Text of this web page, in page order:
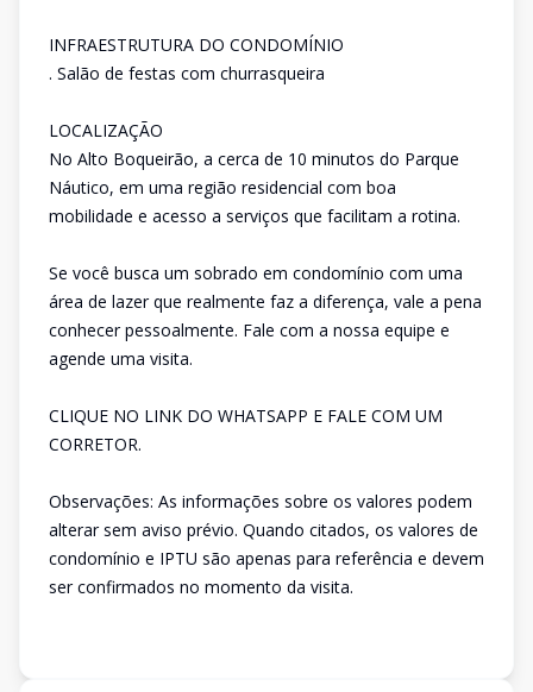
INFRAESTRUTURA DO CONDOMÍNIO
. Salão de festas com churrasqueira
LOCALIZAÇÃO
No Alto Boqueirão, a cerca de 10 minutos do Parque
Náutico, em uma região residencial com boa
mobilidade e acesso a serviços que facilitam a rotina.
Se você busca um sobrado em condomínio com uma
área de lazer que realmente faz a diferença, vale a pena
conhecer pessoalmente. Fale com a nossa equipe e
agende uma visita.
CLIQUE NO LINK DO WHATSAPP E FALE COM UM
CORRETOR.
Observações: As informações sobre os valores podem
alterar sem aviso prévio. Quando citados, os valores de
condomínio e IPTU são apenas para referência e devem
ser confirmados no momento da visita.